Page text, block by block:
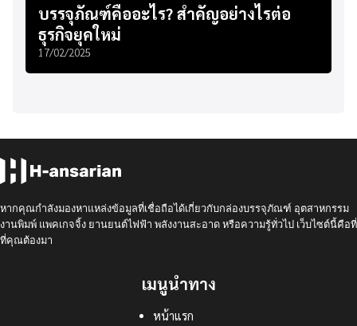
บรรจุภัณฑ์คืออะไร? สำคัญอย่างไรต่อ
ธุรกิจยุคใหม่
17/02/2025
หากคุณกำลังมองหาแหล่งข้อมูลที่เชื่อถือได้เกี่ยวกับกล่องบรรจุภัณฑ์ อุตสาหกรรม
งานพิมพ์ แพคเกจจิ้ง ยานยนต์ไฟฟ้า พลังงานสะอาด หรือความรู้ทั่วไป เว็บไซต์นี้คือที่
ที่คุณต้องมา
เมนูนำทาง
หน้าแรก